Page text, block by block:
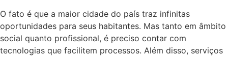
O fato é que a maior cidade do país traz infinitas
oportunidades para seus habitantes. Mas tanto em âmbito
social quanto profissional, é preciso contar com
tecnologias que facilitem processos. Além disso, serviços